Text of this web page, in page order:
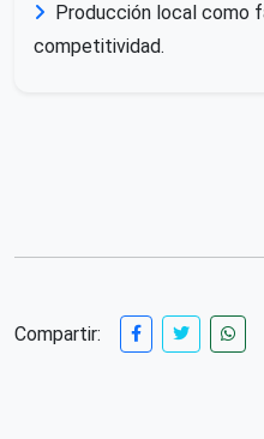
Producción local como
competitividad.
Compartir: